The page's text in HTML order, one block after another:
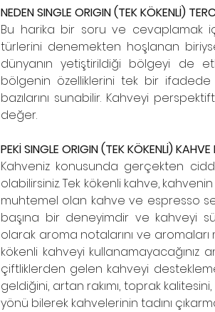
NEDEN SINGLE ORIGIN (TEK KÖKENLİ)
Bu harika bir soru ve cevaplamak
türlerini denemekten hoşlanan
dünyanın yetiştirildiği bölgeyi de
bölgenin özelliklerini tek bir
bazılarını sunabilir. Kahveyi
değer.
PEKİ SINGLE ORIGIN (TEK KÖKENLİ)
Kahveniz konusunda gerçekten
olabilirsiniz. Tek kökenli kahve,
muhtemel olan kahve ve espresso
başına bir deneyimdir ve kahveyi
olarak aroma notalarını ve
kökenli kahveyi kullanamayacağınız
çiftliklerden gelen kahveyi
geldiğini, artan rakımı, toprak
yönü bilerek kahvelerinin tadını